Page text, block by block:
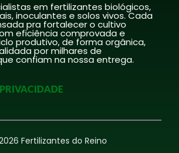
em fertilizantes biológicos,
inoculantes e solos vivos. Cada
pra fortalecer o cultivo
eficiência comprovada e
produtivo, de forma orgânica,
por milhares de
confiam na nossa entrega.
Fertilizantes do Reino